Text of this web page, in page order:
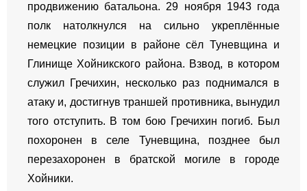
продвижению батальона. 29 ноября 1943 года
полк натолкнулся на сильно укреплённые
немецкие позиции в районе сёл Туневщина и
Глинище Хойникского района. Взвод, в котором
служил Гречихин, несколько раз поднимался в
атаку и, достигнув траншей противника, вынудил
того отступить. В том бою Гречихин погиб. Был
похоронен в селе Туневщина, позднее был
перезахоронен в братской могиле в городе
Хойники.